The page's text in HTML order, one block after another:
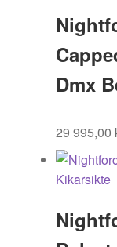
Dmx
29 995,00